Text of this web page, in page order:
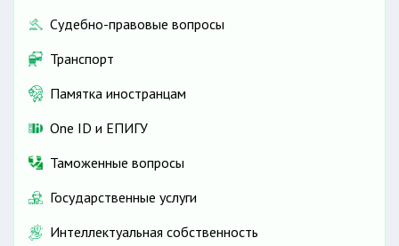
Судебно-правовые вопросы
Транспорт
Памятка иностранцам
One ID и ЕПИГУ
Таможенные вопросы
Государственные услуги
Интеллектуальная собственность